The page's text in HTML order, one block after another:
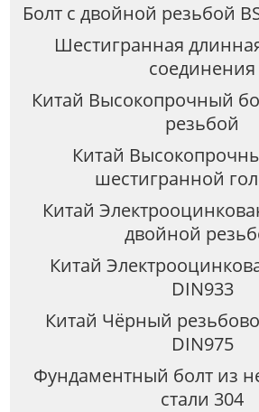
Болт с двойной резьбой
Шестигранная
соединения
Китай Высокопрочный
резьбой
Китай
шестигранной
Китай
двойной
Китай
DIN933
Китай Чёрный
DIN975
Фундаментный болт из
стали 304